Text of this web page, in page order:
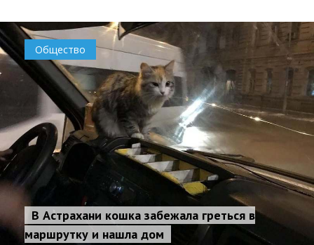
Общество
В Астрахани кошка забежала греться в
маршрутку и нашла дом